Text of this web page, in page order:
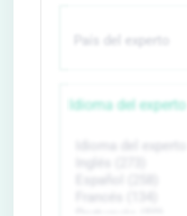
Idioma del experto